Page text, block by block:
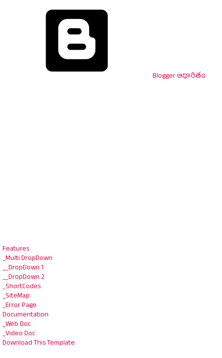
Blogger ఆధారితం
Features
_Multi DropDown
__DropDown 1
__DropDown 2
_ShortCodes
_SiteMap
_Error Page
Documentation
_Web Doc
_Video Doc
Download This Template